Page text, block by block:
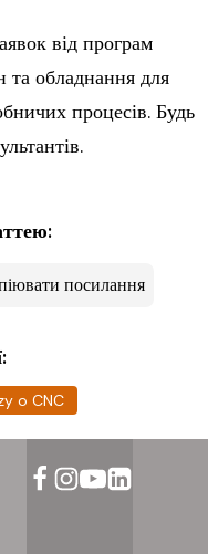
від програм
обладнання для
процесів. Будь
посилання
o CNC